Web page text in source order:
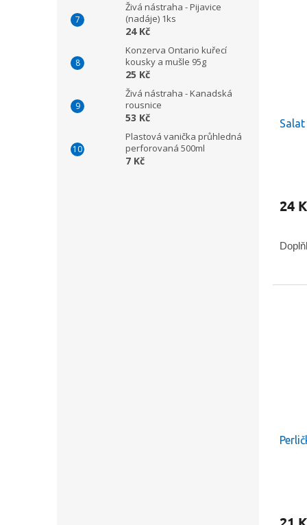
Živá nástraha - Pijavice
(nadáje) 1ks
24 Kč
Konzerva Ontario kuřecí
kousky a mušle 95g
25 Kč
Živá nástraha - Kanadská
rousnice
53 Kč
Plastová vanička průhledná
perforovaná 500ml
7 Kč
24